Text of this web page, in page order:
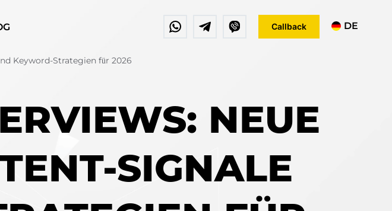
Callback
DE
Keyword-Strategien für 2026
NEUE
SIGNALE